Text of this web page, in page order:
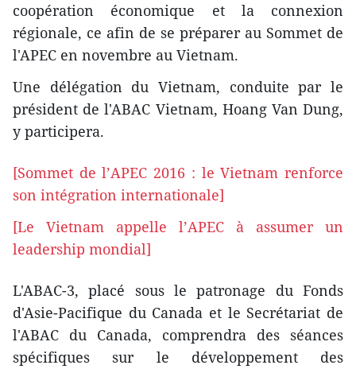
coopération économique et la connexion
régionale, ce afin de se préparer au Sommet de
l'APEC en novembre au Vietnam.
Une délégation du Vietnam, conduite par le
président de l'ABAC Vietnam, Hoang Van Dung,
y participera.
[Sommet de l’APEC 2016 : le Vietnam renforce
son intégration internationale​]
[Le Vietnam appelle l’APEC à assumer un
leadership mondial​]
L'ABAC-3, placé sous le patronage du Fonds
d'Asie-Pacifique du Canada et le Secrétariat de
l'ABAC du Canada, comprendra des séances
spécifiques sur le développement des